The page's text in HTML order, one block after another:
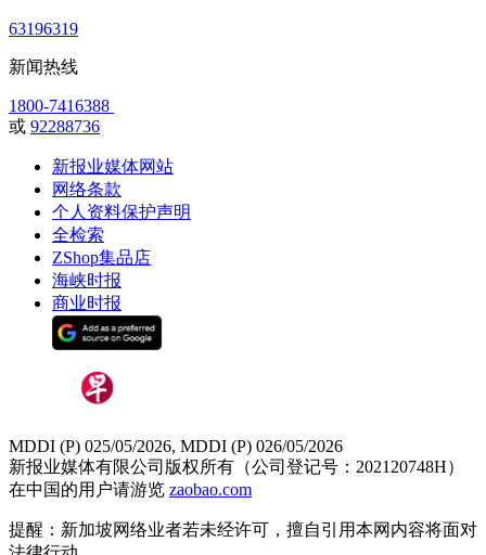
63196319
新闻热线
1800-7416388
或 92288736
新报业媒体网站
网络条款
个人资料保护声明
全检索
ZShop集品店
海峡时报
商业时报
MDDI (P) 025/05/2026, MDDI (P) 026/05/2026
新报业媒体有限公司版权所有（公司登记号：202120748H）
在中国的用户请游览 zaobao.com
提醒：新加坡网络业者若未经许可，擅自引用本网内容将面对